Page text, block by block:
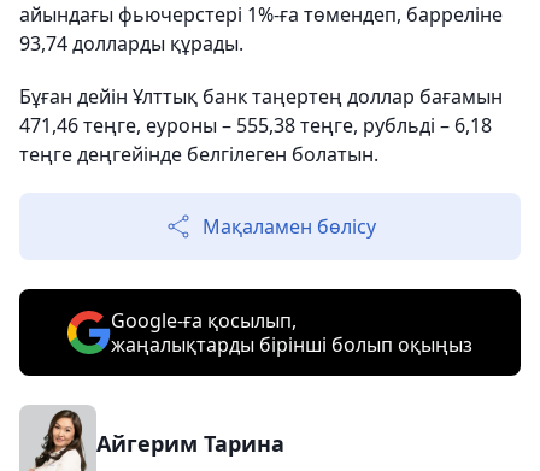
айындағы фьючерстері 1%-ға төмендеп, барреліне
93,74 долларды құрады.
Бұған дейін Ұлттық банк таңертең доллар бағамын
471,46 теңге, еуроны – 555,38 теңге, рубльді – 6,18
теңге деңгейінде белгілеген болатын.
Мақаламен бөлісу
Google-ға қосылып,
жаңалықтарды бірінші болып оқыңыз
Айгерим Тарина